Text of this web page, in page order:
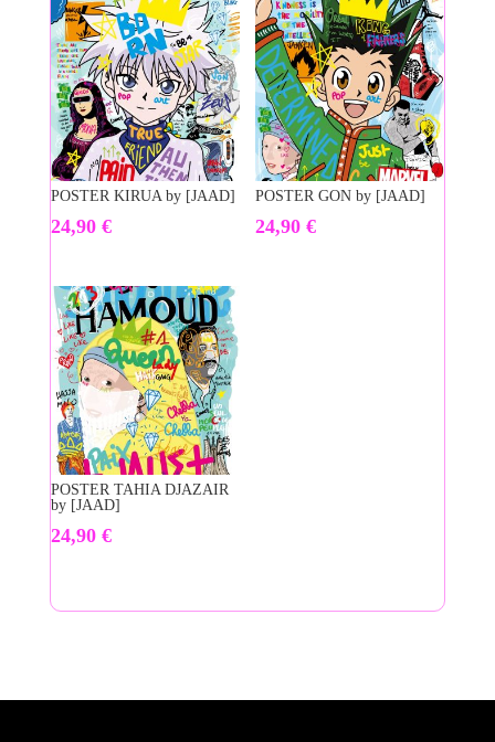
POSTER KIRUA by [JAAD]
24,90 €
POSTER GON by [JAAD]
24,90€
POSTER TAHIA DJAZAIR
by [JAAD]
24,90 €